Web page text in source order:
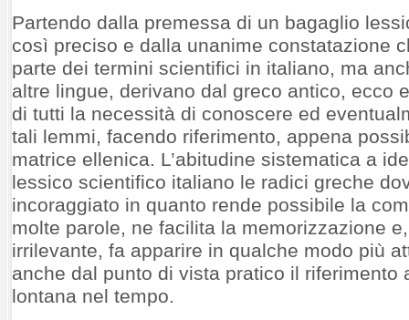
Partendo dalla premessa di un bagaglio
così preciso e dalla unanime constatazione
parte dei termini scientifici in italiano, ma
altre lingue, derivano dal greco antico, ecco
di tutti la necessità di conoscere ed
tali lemmi, facendo riferimento, appena
matrice ellenica. L’abitudine sistematica a
lessico scientifico italiano le radici greche
incoraggiato in quanto rende possibile la
molte parole, ne facilita la memorizzazione
irrilevante, fa apparire in qualche modo più
anche dal punto di vista pratico il riferimento
lontana nel tempo.